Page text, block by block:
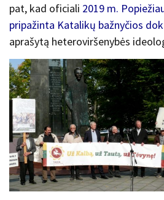
pat, kad oficiali 2019 m.
pripažinta Katalikų bažnyčios
aprašytą heteroviršenybės